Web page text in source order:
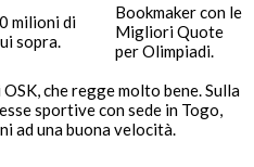
milioni di
sopra.
Bookmaker con le
Migliori Quote
per Olimpiadi.
che regge molto bene. Sulla
sportive con sede in Togo,
ad una buona velocità.